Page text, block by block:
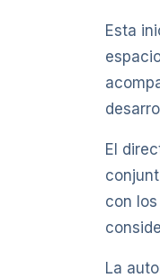
Esta
El
con
La